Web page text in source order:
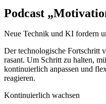
Podcast
Neue Technik und KI fordern
Der technologische Fortschritt
rasant. Um Schritt zu halten,
kontinuierlich anpassen und
reagieren.
Kontinuierlich wachsen